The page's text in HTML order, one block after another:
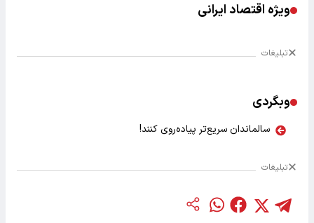
ویژه اقتصاد ایرانی
تبلیغات
وبگردی
سالماندان سریع‌تر پیاده‌روی کنند!
تبلیغات